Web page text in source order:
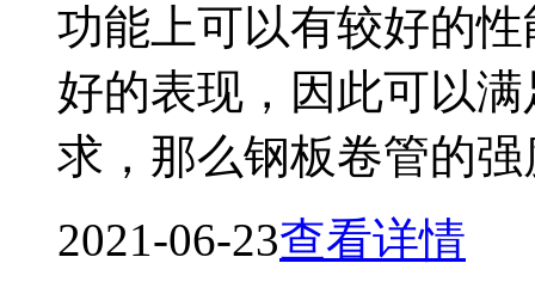
功能上可以有较好的
好的表现，因此可以
求，那么钢板卷管的
2021-06-23查看详情